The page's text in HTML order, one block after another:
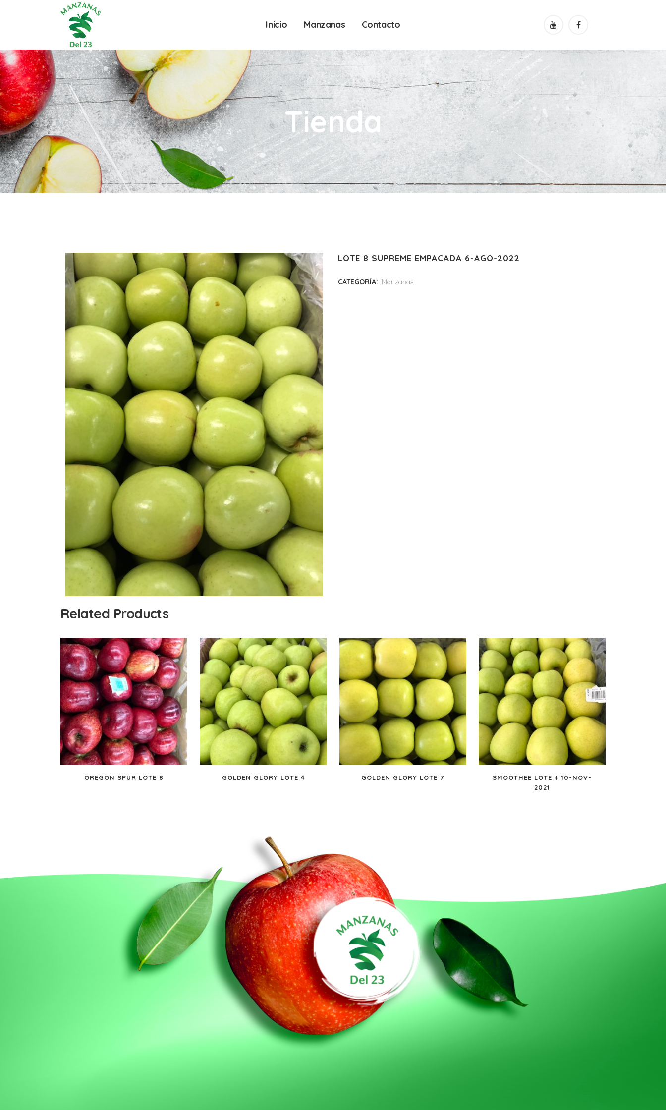
Inicio Manzanas Contacto
Tienda
LOTE 8 SUPREME EMPACADA 6-AGO-2022
CATEGORÍA: Manzanas
Related Products
OREGON SPUR LOTE 8 GOLDEN GLORY LOTE 4 GOLDEN GLORY LOTE 7
SMOOTHEE LOTE 4 10-NOV-
2021